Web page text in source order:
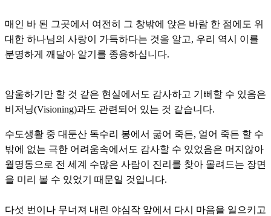
매인 바 된 그곳에서 여전히 그 창밖에 앉은 바람 한 점에도 위
대한 하나님의 사랑이 가득하다는 것을 알고, 우리 역시 이를
분명하게 깨달아 알기를 종용하십니다.
암울하기만 할 것 같은 현실에서도 감사하고 기뻐할 수 있음은
비저닝(Visioning)과도 관련되어 있는 것 같습니다.
수도생활 중 대둔산 독수리 봉에서 굶어 죽든, 얼어 죽든 할 수
밖에 없는 극한 어려움속에서도 감사할 수 있었음은 머지않아
월명동으로 전 세계 수많은 사람이 진리를 찾아 몰려드는 장면
을 미리 볼 수 있었기 때문일 것입니다.
다섯 번이나 무너져 내린 야심작 앞에서 다시 마음을 일으키고